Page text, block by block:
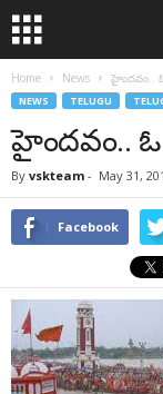
Home News హైందవం..
NEWS TELUGU
హైందవం..
By vskteam - May 31,
Facebook